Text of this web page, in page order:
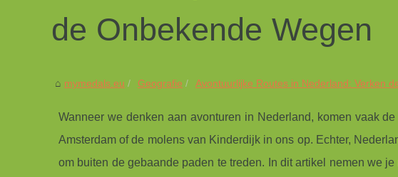
de Onbekende Wegen
mymedals.eu Geografie Avontuurlijke Routes in Nederland: Verken
Wanneer we denken aan avonturen in Nederland, komen vaak
Amsterdam of de molens van Kinderdijk in ons op. Echter,
om buiten de gebaande paden te treden. In dit artikel nemen we